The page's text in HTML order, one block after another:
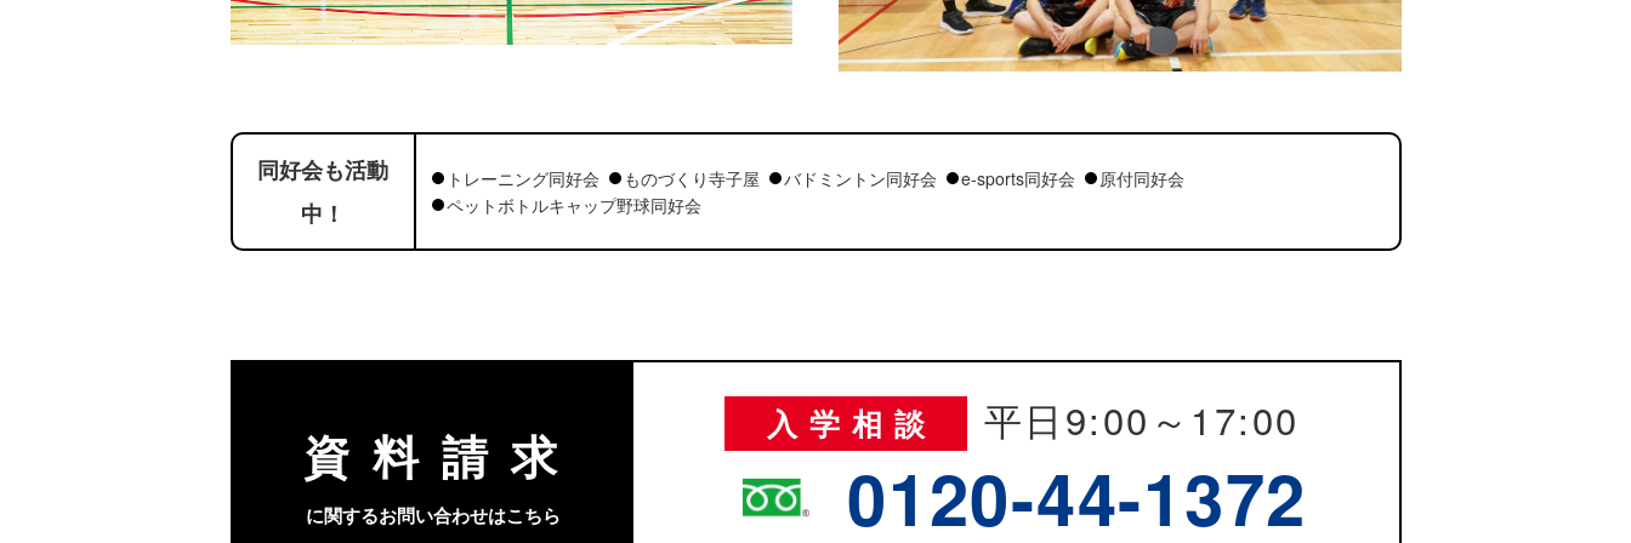
同好会も活動
中！
トレーニング同好会 ものづくり寺子屋 バドミントン同好会 e-sports同好会
原付同好会
ペットボトルキャップ野球同好会
資料請求
に関するお問い合わせはこちら
入学相談 平日9:00～17:00
0120-44-1372